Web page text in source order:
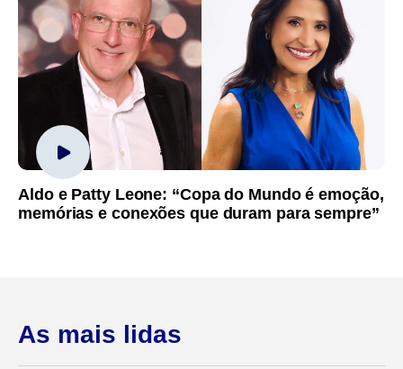
Aldo e Patty Leone: “Copa do Mundo é emoção,
memórias e conexões que duram para sempre”
As mais lidas